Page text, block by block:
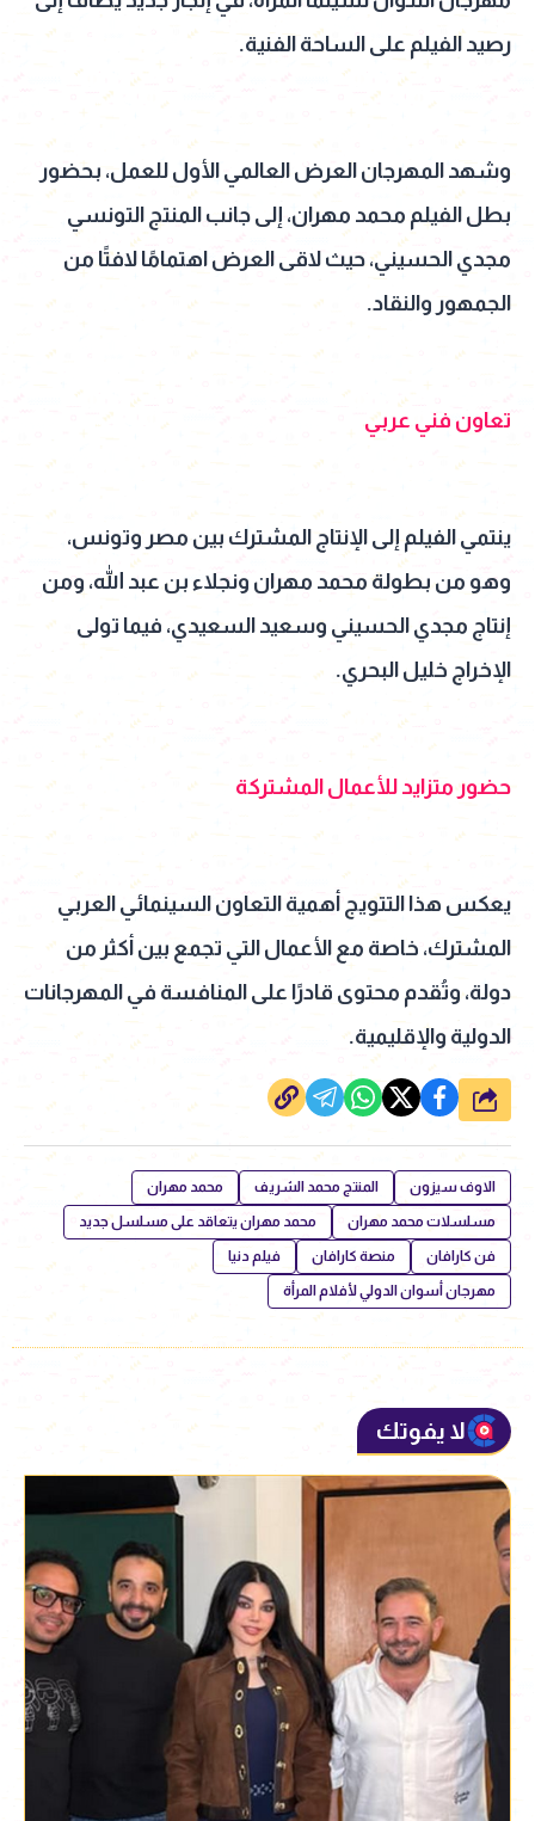
رصيد الفيلم على الساحة الفنية.
وشهد المهرجان العرض العالمي الأول للعمل، بحضور
بطل الفيلم محمد مهران، إلى جانب المنتج التونسي
مجدي الحسيني، حيث لاقى العرض اهتمامًا لافتًا من
الجمهور والنقاد.
تعاون فني عربي
ينتمي الفيلم إلى الإنتاج المشترك بين مصر وتونس،
وهو من بطولة محمد مهران ونجلاء بن عبد الله، ومن
إنتاج مجدي الحسيني وسعيد السعيدي، فيما تولى
الإخراج خليل البحري.
حضور متزايد للأعمال المشتركة
يعكس هذا التتويج أهمية التعاون السينمائي العربي
المشترك، خاصة مع الأعمال التي تجمع بين أكثر من
دولة، وتُقدم محتوى قادرًا على المنافسة في المهرجانات
الدولية والإقليمية.
شارك
الاوف سيزون المنتج محمد الشريف محمد مهران
مسلسلات محمد مهران محمد مهران يتعاقد على مسلسل جديد
فن كارافان منصة كارافان فيلم دنيا
مهرجان أسوان الدولي لأفلام المرأة
لا يفوتك